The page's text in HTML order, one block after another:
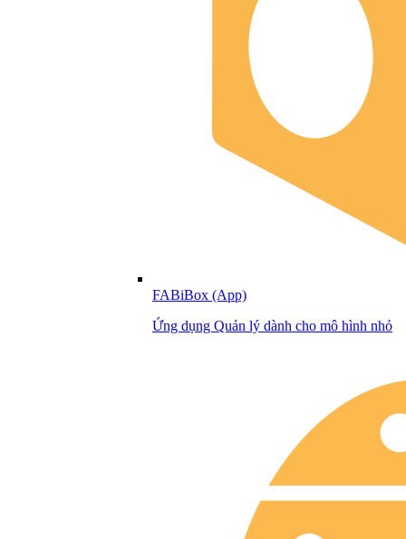
FABiBox (App)
Ứng dụng Quản lý dành cho mô hình nhỏ